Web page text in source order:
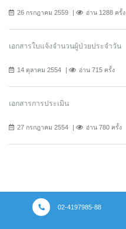
26 กรกฎาคม 2559 อ่าน 1288 ครั้ง
เอกสารใบแจ้งจำนวนผู้ป่วยประจำวัน
14 ตุลาคม 2554 อ่าน 715 ครั้ง
เอกสารการประเมิน
27 กรกฎาคม 2554 อ่าน 780 ครั้ง
02-4197985-88